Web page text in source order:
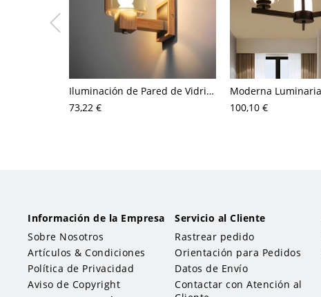
Iluminación de Pared de Vidrio de Columna 1 Bombilla Luz de Pared Moderna en Beige para Dormitorio
73,22 €
100,10 €
Información de la Empresa
Sobre Nosotros
Artículos & Condiciones
Política de Privacidad
Aviso de Copyright
Servicio al Cliente
Rastrear pedido
Orientación para Pedidos
Datos de Envío
Contactar con Atención al